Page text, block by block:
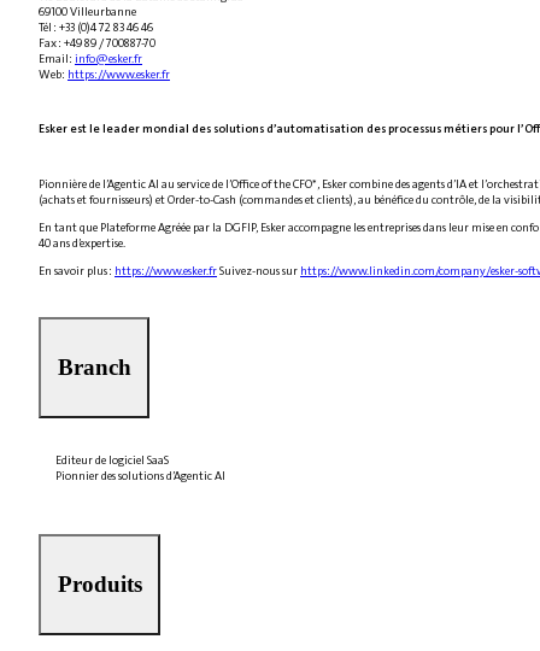
69100 Villeurbanne
Tél : +33 (0)4 72 83 46 46
Fax : +49 89 / 700887-70
Email: info@esker.fr
Web: https://www.esker.fr
Esker est le leader mondial des solutions d’automatisation des processus métiers pour
Pionnière de l’Agentic AI au service de l’Office of the CFO*, Esker combine des agents d’IA et
(achats et fournisseurs) et Order-to-Cash (commandes et clients), au bénéfice du contrôle, de la
En tant que Plateforme Agréée par la DGFIP, Esker accompagne les entreprises dans leur mise en
40 ans d’expertise.
En savoir plus : https://www.esker.fr‎ Suivez-nous sur https://www.linkedin.com/company/esker-
Branch
Editeur de logiciel SaaS
Pionnier des solutions d’Agentic AI
Produits